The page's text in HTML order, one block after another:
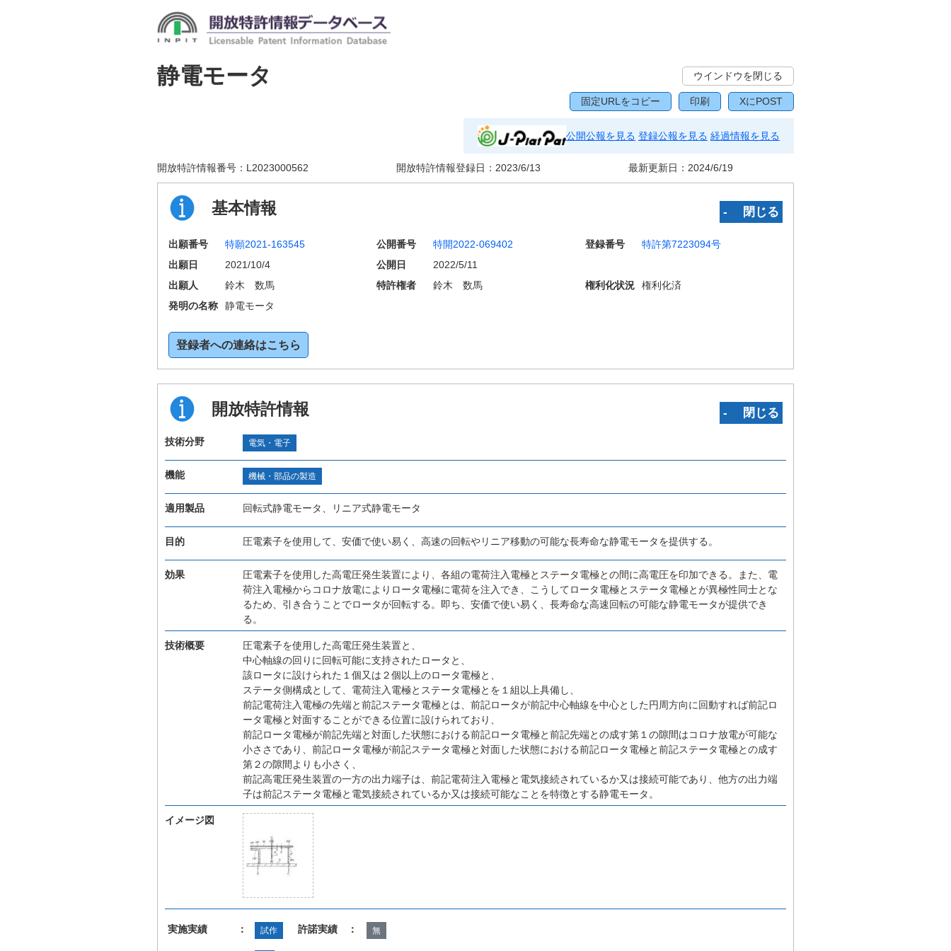
静電モータ ウインドウを閉じる
固定URLをコピー 印刷 XにPOST
公開公報を見る 登録公報を見る 経過情報を見る
開放特許情報番号： L2023000562 開放特許情報登録日： 2023/6/13 最新更新日： 2024/6/19
基本情報 ‐ 閉じる
出願番号 特願2021-163545 公開番号 特開2022-069402 登録番号
特許第7223094号
出願日
2021/10/4 公開日
2022/5/11
出願人
鈴木 数馬 特許権者 鈴木 数馬 権利化状況
権利化済
発明の名称
静電モータ
登録者への連絡はこちら
開放特許情報 ‐ 閉じる
技術分野 電気・電子
機能 機械・部品の製造
適用製品 回転式静電モータ、リニア式静電モータ
目的 圧電素子を使用して、安価で使い易く、高速の回転やリニア移動の可能な長寿命な静電モータを提供する。
効果
圧電素子を使用した高電圧発生装置により、各組の電荷注入電極とステータ電極との間に高電圧を印加できる。また、電
荷注入電極からコロナ放電によりロータ電極に電荷を注入でき、こうしてロータ電極とステータ電極とが異極性同士とな
るため、引き合うことでロータが回転する。即ち、安価で使い易く、長寿命な高速回転の可能な静電モータが提供でき
る。
技術概要
圧電素子を使用した高電圧発生装置と、
中心軸線の回りに回転可能に支持されたロータと、
該ロータに設けられた１個又は２個以上のロータ電極と、
ステータ側構成として、電荷注入電極とステータ電極とを１組以上具備し、
前記電荷注入電極の先端と前記ステータ電極とは、前記ロータが前記中心軸線を中心とした円周方向に回動すれば前記ロ
ータ電極と対面することができる位置に設けられており、
前記ロータ電極が前記先端と対面した状態における前記ロータ電極と前記先端との成す第１の隙間はコロナ放電が可能な
小ささであり、前記ロータ電極が前記ステータ電極と対面した状態における前記ロータ電極と前記ステータ電極との成す
第２の隙間よりも小さく、
前記高電圧発生装置の一方の出力端子は、前記電荷注入電極と電気接続されているか又は接続可能であり、他方の出力端
子は前記ステータ電極と電気接続されているか又は接続可能なことを特徴とする静電モータ。
イメージ図
実施実績 ： 試作 許諾実績 ： 無